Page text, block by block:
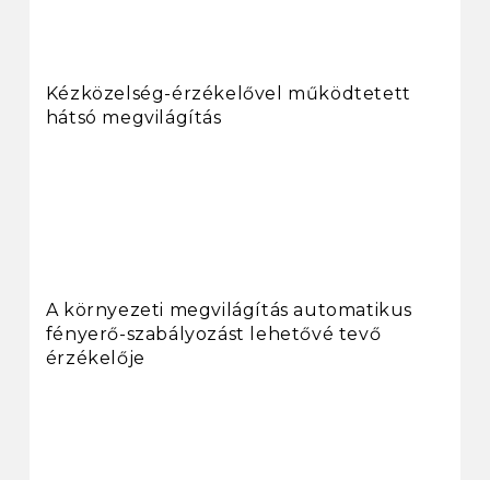
Kézközelség-érzékelővel működtetett
hátsó megvilágítás
A környezeti megvilágítás automatikus
fényerő-szabályozást lehetővé tevő
érzékelője